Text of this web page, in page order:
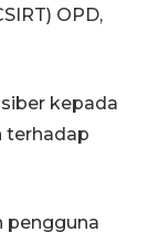
OPD,
kepada
terhadap
pengguna